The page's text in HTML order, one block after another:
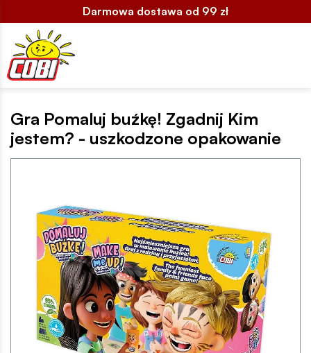
Darmowa dostawa od 99 zł
Gra Pomaluj buźkę! Zgadnij Kim
jestem? - uszkodzone opakowanie